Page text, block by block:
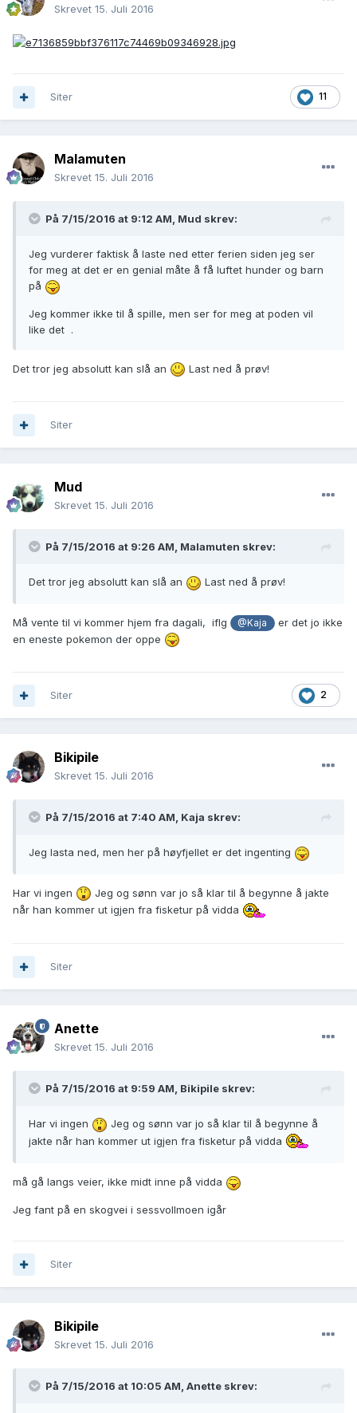
Skrevet 15. Juli 2016
11
Siter
Malamuten
Skrevet 15. Juli 2016
På 7/15/2016 at 9:12 AM, Mud skrev:
Jeg vurderer faktisk å laste ned etter ferien siden jeg ser
for meg at det er en genial måte å få luftet hunder og barn
på
Jeg kommer ikke til å spille, men ser for meg at poden vil
like det .
Det tror jeg absolutt kan slå an Last ned å prøv!
Siter
Mud
Skrevet 15. Juli 2016
På 7/15/2016 at 9:26 AM, Malamuten skrev:
Det tror jeg absolutt kan slå an Last ned å prøv!
Må vente til vi kommer hjem fra dagali, iflg @Kaja
er det jo ikke
en eneste pokemon der oppe
2
Siter
Bikipile
Skrevet 15. Juli 2016
På 7/15/2016 at 7:40 AM, Kaja skrev:
Jeg lasta ned, men her på høyfjellet er det ingenting
Har vi ingen
Jeg og sønn var jo så klar til å begynne å jakte
når han kommer ut igjen fra fisketur på vidda
Siter
Anette
Skrevet 15. Juli 2016
På 7/15/2016 at 9:59 AM, Bikipile skrev:
Har vi ingen
Jeg og sønn var jo så klar til å begynne å
jakte når han kommer ut igjen fra fisketur på vidda
må gå langs veier, ikke midt inne på vidda
Jeg fant på en skogvei i sessvollmoen igår
Siter
Bikipile
Skrevet 15. Juli 2016
På 7/15/2016 at 10:05 AM, Anette skrev: